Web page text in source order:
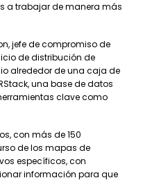
a trabajar de manera más
jefe de compromiso de
de distribución de
alrededor de una caja de
una base de datos
clave como
con más de 150
de los mapas de
específicos, con
información para que